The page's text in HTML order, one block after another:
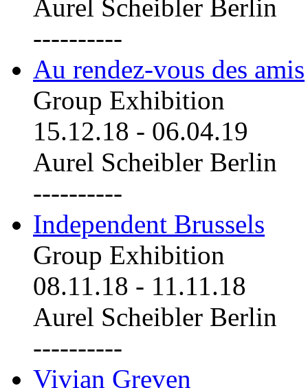
Aurel Scheibler Berlin
----------
Au rendez-vous des amis
Group Exhibition
15.12.18 - 06.04.19
Aurel Scheibler Berlin
----------
Independent Brussels
Group Exhibition
08.11.18 - 11.11.18
Aurel Scheibler Berlin
----------
Vivian Greven